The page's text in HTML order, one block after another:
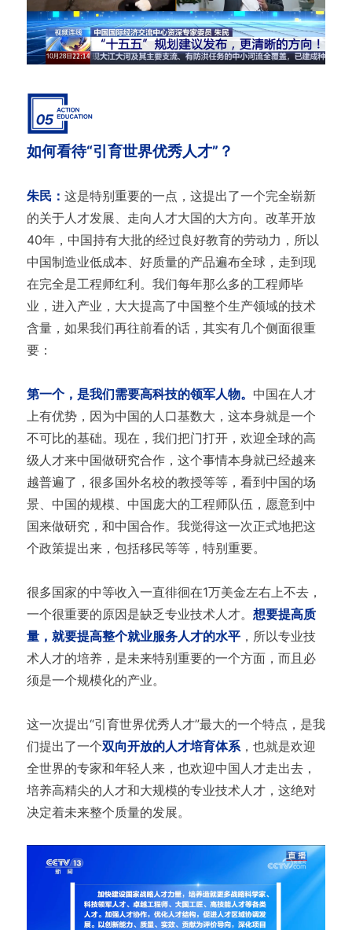
如何看待“引育世界优秀人才”？
朱民： 这是特别重要的一点，这提出了一个完全崭新
的关于人才发展、走向人才大国的大方向。改革开放
40年，中国持有大批的经过良好教育的劳动力，所以
中国制造业低成本、好质量的产品遍布全球，走到现
在完全是工程师红利。我们每年那么多的工程师毕
业，进入产业，大大提高了中国整个生产领域的技术
含量，如果我们再往前看的话，其实有几个侧面很重
要：
第一个，是我们需要高科技的领军人物。 中国在人才
上有优势，因为中国的人口基数大，这本身就是一个
不可比的基础。现在，我们把门打开，欢迎全球的高
级人才来中国做研究合作，这个事情本身就已经越来
越普遍了，很多国外名校的教授等等，看到中国的场
景、中国的规模、中国庞大的工程师队伍，愿意到中
国来做研究，和中国合作。我觉得这一次正式地把这
个政策提出来，包括移民等等，特别重要。
很多国家的中等收入一直徘徊在1万美金左右上不去，
一个很重要的原因是缺乏专业技术人才。 想要提高质
量，就要提高整个就业服务人才的水平，所以专业技
术人才的培养，是未来特别重要的一个方面，而且必
须是一个规模化的产业。
这一次提出“引育世界优秀人才”最大的一个特点，是我
们提出了一个双向开放的人才培育体系，也就是欢迎
全世界的专家和年轻人来，也欢迎中国人才走出去，
培养高精尖的人才和大规模的专业技术人才，这绝对
决定着未来整个质量的发展。